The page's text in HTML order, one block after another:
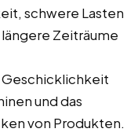
schwere Lasten
Zeiträume
Geschicklichkeit
und das
von Produkten.